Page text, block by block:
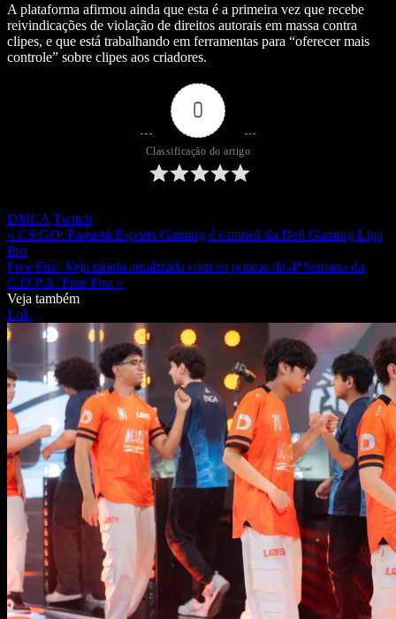
A plataforma afirmou ainda que esta é a primeira vez que recebe
reivindicações de violação de direitos autorais em massa contra
clipes, e que está trabalhando em ferramentas para “oferecer mais
controle” sobre clipes aos criadores.
0
Classificação do artigo
DMCA Twitch
« CS:GO: Paquetá Esports Gaming é campeã da Dell Gaming Liga
Pro
Free Fire: Veja tabela atualizada com os pontos da 4ª Semana da
C.O.P.A. Free Fire »
Veja também
LoL